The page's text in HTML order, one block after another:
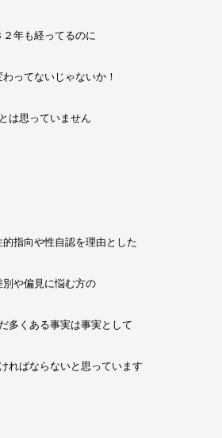
２年も経ってるのに
ってないじゃないか！
とは思っていません
的指向や性自認を理由とした
別や偏見に悩む方の
多くある事実は事実として
ればならないと思っています